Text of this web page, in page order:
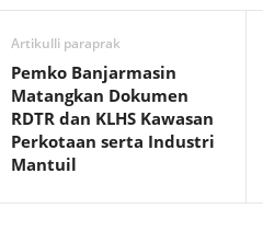
Artikulli paraprak
Pemko Banjarmasin
Matangkan Dokumen
RDTR dan KLHS Kawasan
Perkotaan serta Industri
Mantuil